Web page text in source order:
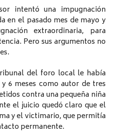
intentó una impugnación
en el pasado mes de mayo y
extraordinaria, para
Pero sus argumentos no
del foro local le había
6 meses como autor de tres
contra una pequeña niña
el juicio quedó claro que el
y el victimario, que permitía
permanente.